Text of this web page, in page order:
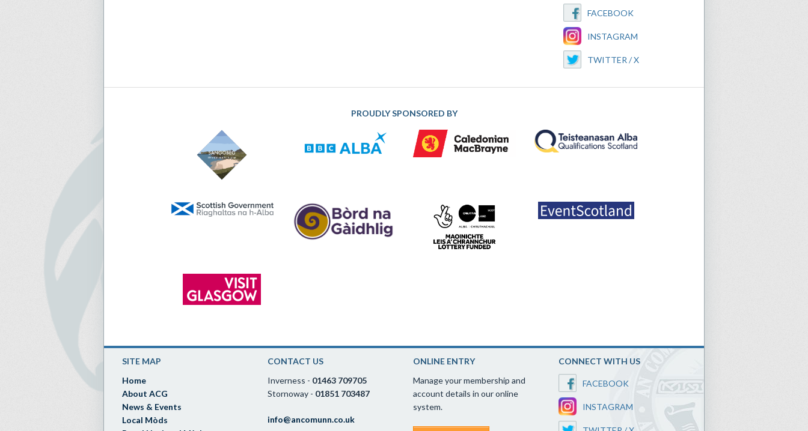
FACEBOOK
INSTAGRAM
TWITTER / X
PROUDLY SPONSORED BY
SITE MAP
Home
About ACG
News & Events
Local Mòds
CONTACT US
Inverness - 01463 709705
Stornoway - 01851 703487
info@ancomunn.co.uk
ONLINE ENTRY
Manage your membership and
account details in our online
system.
CONNECT WITH US
FACEBOOK
INSTAGRAM